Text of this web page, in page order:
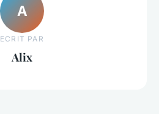
A
ECRIT PAR
Alix